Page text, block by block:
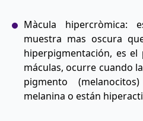
Màcula
muestra mas oscura
hiperpigmentación, es
máculas, ocurre cuando
pigmento
melanina o están